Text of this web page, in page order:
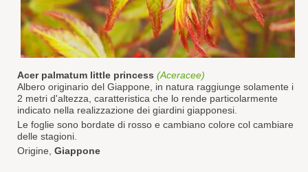
Acer palmatum little princess (Aceracee)
Albero originario del Giappone, in natura raggiunge solamente i
2 metri d'altezza, caratteristica che lo rende particolarmente
indicato nella realizzazione dei giardini giapponesi.
Le foglie sono bordate di rosso e cambiano colore col cambiare
delle stagioni.
Origine, Giappone